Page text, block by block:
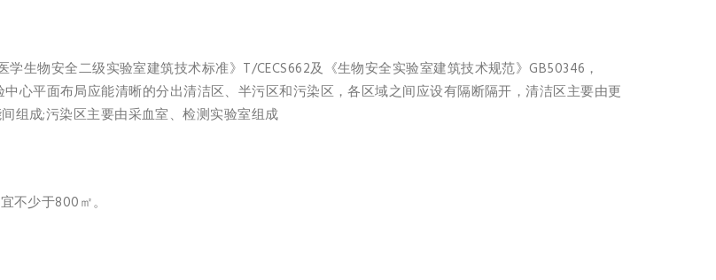
生物安全二级实验室建筑技术标准》T/CECS662及《生物安全实验室建筑技术规范》GB50346，
心平面布局应能清晰的分出清洁区、半污区和污染区，各区域之间应设有隔断隔开，清洁区主要由更
组成;污染区主要由采血室、检测实验室组成
不少于800㎡。